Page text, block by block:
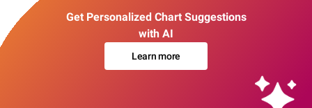
Get Personalized Chart Suggestions
with AI
Learn more